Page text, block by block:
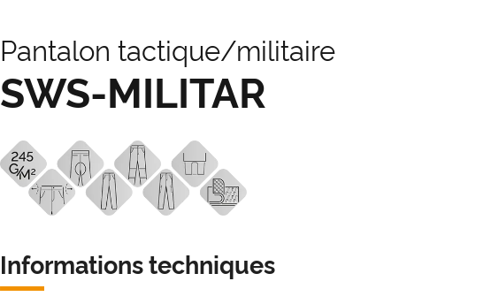
Pantalon tactique/militaire
SWS-MILITAR
Informations techniques